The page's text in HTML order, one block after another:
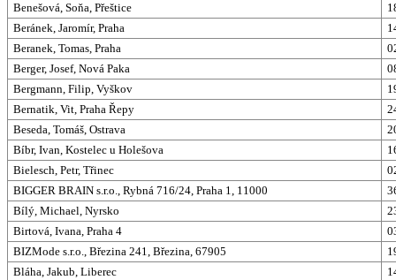
Benešová, Soňa, Přeštice
Beránek, Jaromír, Praha
Beranek, Tomas, Praha
Berger, Josef, Nová Paka
Bergmann, Filip, Vyškov
Bernatik, Vit, Praha Řepy
Beseda, Tomáš, Ostrava
Bíbr, Ivan, Kostelec u Holešova
Bielesch, Petr, Třinec
BIGGER BRAIN s.r.o., Rybná 716/24, Praha 1, 11000
Bílý, Michael, Nyrsko
Birtová, Ivana, Praha 4
BIZMode s.r.o., Březina 241, Březina, 67905
Bláha, Jakub, Liberec